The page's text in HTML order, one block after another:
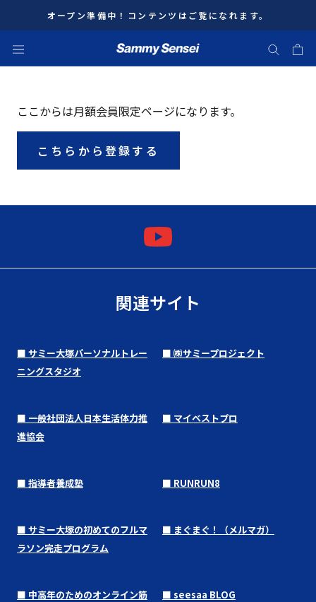
キ
プ
に
す
オープン準備中！コンテンツはご覧になれます。
ここからは月額会員限定ページになります。
こちらから登録する
関連サイト
■ サミー大塚パーソナルトレー
ニングスタジオ
■ ㈱サミープロジェクト
■ 一般社団法人日本生活体力推
進協会
■ マイベストプロ
■ 指導者養成塾 ■ RUNRUN8
■ サミー大塚の初めてのフルマ
ラソン完走プログラム
■ まぐまぐ！（メルマガ）
■ 中高年のためのオンライン筋
■ seesaa BLOG